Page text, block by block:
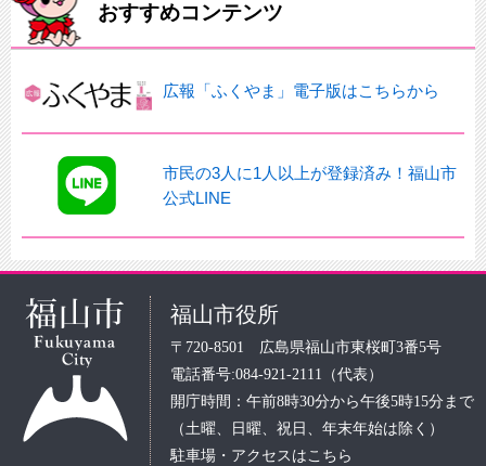
おすすめコンテンツ
広報「ふくやま」電子版はこちらから
市民の3人に1人以上が登録済み！福山市
公式LINE
福山市役所
〒720-8501 広島県福山市東桜町3番5号
電話番号:084-921-2111（代表）
開庁時間：午前8時30分から午後5時15分まで
（土曜、日曜、祝日、年末年始は除く）
駐車場・アクセスはこちら